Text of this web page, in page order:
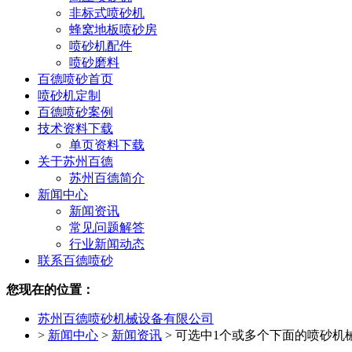
非标式喷砂机
蜂窝地板喷砂房
喷砂机配件
喷砂磨料
百德喷砂首页
喷砂机定制
百德喷砂案例
技术资料下载
单页资料下载
关于苏州百德
苏州百德简介
新闻中心
新闻资讯
常见问题解答
行业新闻动态
联系百德喷砂
您现在的位置：
苏州百德喷砂机械设备有限公司
> 新闻中心 > 新闻资讯 > 可选中1个或多个下面的喷砂机